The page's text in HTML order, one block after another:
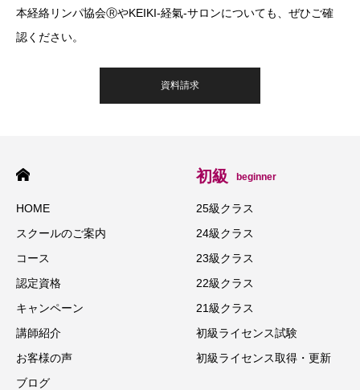
本経絡リンパ協会ⓇやKEIKI-経氣-サロンについても、ぜひご確
認ください。
資料請求
HOME
スクールのご案内
コース
認定資格
キャンペーン
講師紹介
お客様の声
ブログ
初級 beginner
25級クラス
24級クラス
23級クラス
22級クラス
21級クラス
初級ライセンス試験
初級ライセンス取得・更新